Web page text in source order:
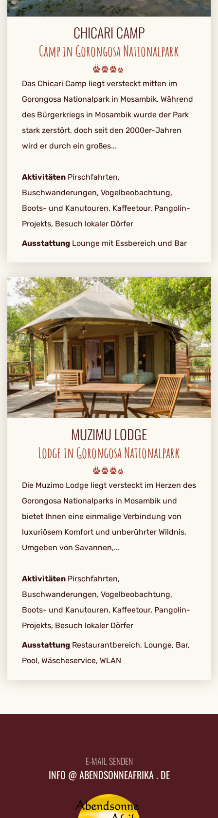
CHICARI CAMP
Camp in Gorongosa Nationalpark
Das Chicari Camp liegt versteckt mitten im
Gorongosa Nationalpark in Mosambik. Während
des Bürgerkriegs in Mosambik wurde der Park
stark zerstört, doch seit den 2000er-Jahren
wird er durch ein großes...
Aktivitäten Pirschfahrten,
Buschwanderungen, Vogelbeobachtung,
Boots- und Kanutouren, Kaffeetour, Pangolin-
Projekts, Besuch lokaler Dörfer
Ausstattung Lounge mit Essbereich und Bar
MUZIMU LODGE
Lodge in Gorongosa Nationalpark
Die Muzimo Lodge liegt versteckt im Herzen des
Gorongosa Nationalparks in Mosambik und
bietet Ihnen eine einmalige Verbindung von
luxuriösem Komfort und unberührter Wildnis.
Umgeben von Savannen,...
Aktivitäten Pirschfahrten,
Buschwanderungen, Vogelbeobachtung,
Boots- und Kanutouren, Kaffeetour, Pangolin-
Projekts, Besuch lokaler Dörfer
Ausstattung Restaurantbereich, Lounge, Bar,
Pool, Wäscheservice, WLAN
E-MAIL SENDEN
INFO @ ABENDSONNEAFRIKA . DE